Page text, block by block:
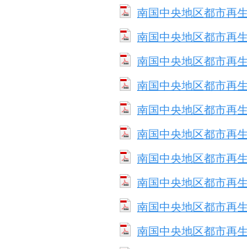
南国中央地区都市再
南国中央地区都市再
南国中央地区都市再
南国中央地区都市再
南国中央地区都市再
南国中央地区都市再
南国中央地区都市再
南国中央地区都市再
南国中央地区都市再
南国中央地区都市再